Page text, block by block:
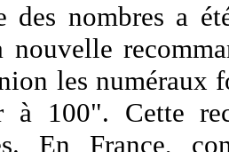
des nombres a
nouvelle
les numéraux
à 100". Cette
En France,